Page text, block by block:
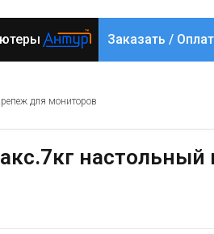
Заказать /
для мониторов
настольный